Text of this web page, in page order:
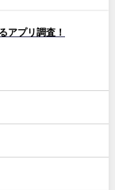
アプリ調査！